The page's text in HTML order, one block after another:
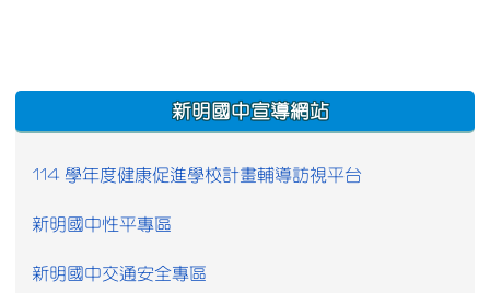
:::
新明國中宣導網站
114 學年度健康促進學校計畫輔導訪視平台
新明國中性平專區
新明國中交通安全專區